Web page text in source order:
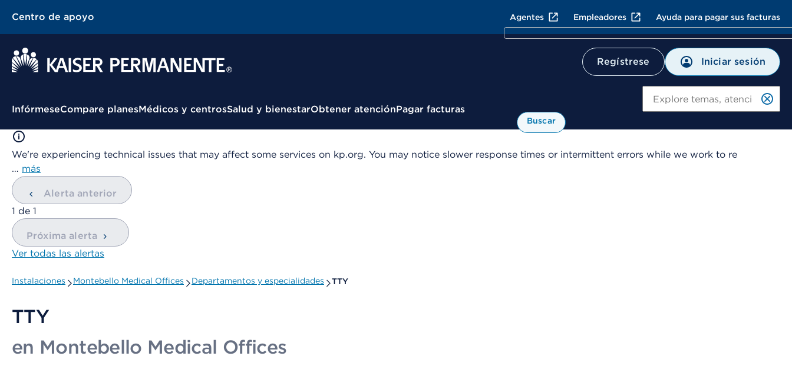
Centro de apoyo Agentes Empleadores Ayuda para pagar sus facturas
Regístrese Iniciar sesión
Menú contextual
InfórmeseCompare planesMédicos y centrosSalud y bienestarObtener atenciónPagar facturas
Buscar
We're experiencing technical issues that may affect some services on kp.org. You may notice slower response times or intermittent errors while we work to re
… más
Alerta anterior
mostrando
1 de 1
Próxima alerta
Ver todas las alertas
Instalaciones Montebello Medical Offices Departamentos y especialidades TTY
TTY
en Montebello Medical Offices